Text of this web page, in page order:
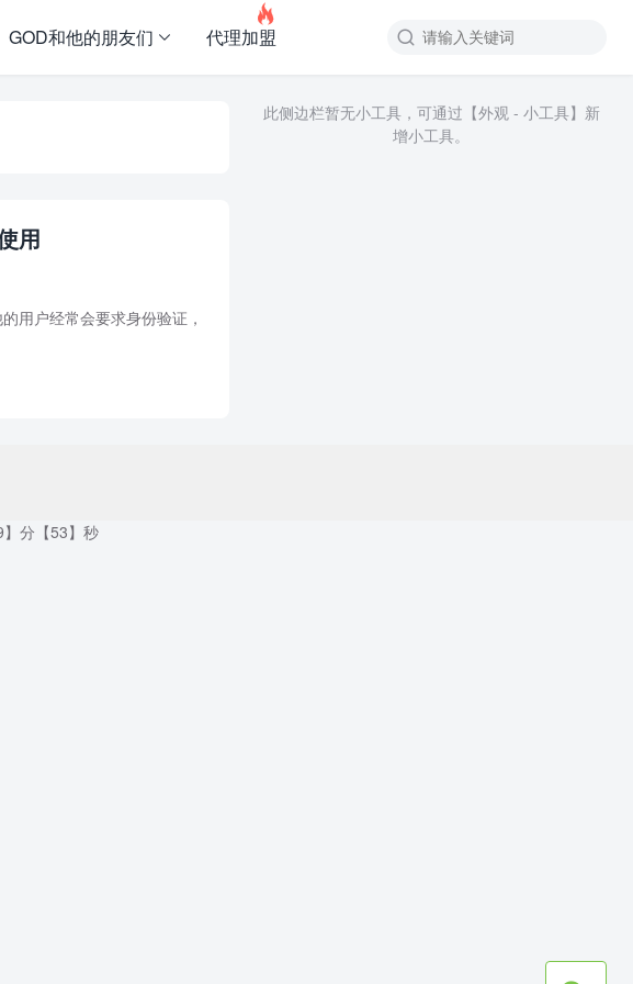
GOD和他的朋友们 代理加盟

用
用户经常会要求身份验证，
此侧边栏暂无小工具，可通过【外观 - 小工具】新
增小工具。
】分【54】秒